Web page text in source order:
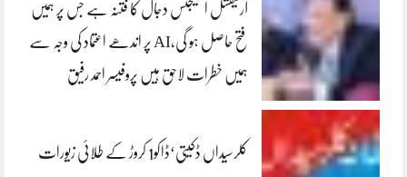
آرٹیفشل انٹلیجنس دجال کا فتنہ ہے جس پر ہمیں
فتح حاصل ہو گی،AI پر اندھے اعتماد کی وجہ سے
ہمیں خطرات لاحق ہیں پروفیسر احمد رفیق
کلرسیداں ڈکیتی‘ڈاکو1 کروڑ کے طلائی زیورات